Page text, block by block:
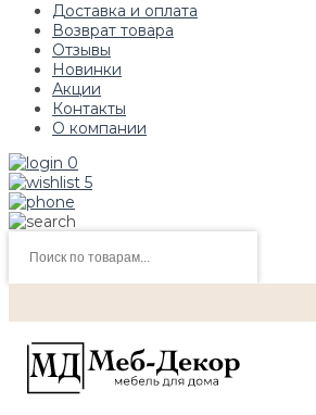
Доставка и оплата
Возврат товара
Отзывы
Новинки
Акции
Контакты
О компании
0
5
товаров